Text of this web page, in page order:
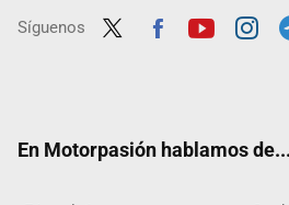
Síguenos
En Motorpasión hablamos de...